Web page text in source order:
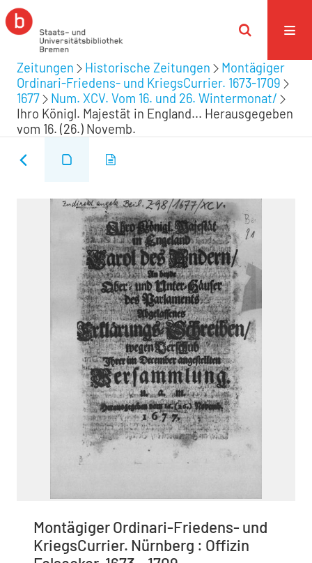
Zeitungen Historische Zeitungen
Montägiger
Ordinari-Friedens- und KriegsCurrier. 1673-1709
1677
Num. XCV. Vom 16. und 26. Wintermonat/
Ihro Königl. Majestät in England... Herausgegeben
vom 16. (26.) Novemb.
Montägiger Ordinari-Friedens- und
KriegsCurrier. Nürnberg : Offizin